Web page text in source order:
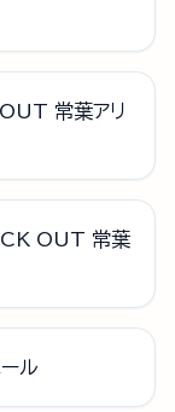
常葉アリ
OUT 常葉
ル